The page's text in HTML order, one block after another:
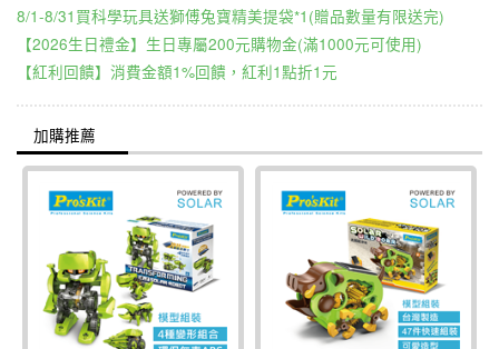
8/1-8/31買科學玩具送獅傅兔寶精美提袋*1(贈品數量有限送完)
【2026生日禮金】生日專屬200元購物金(滿1000元可使用)
【紅利回饋】消費金額1%回饋，紅利1點折1元
加購推薦